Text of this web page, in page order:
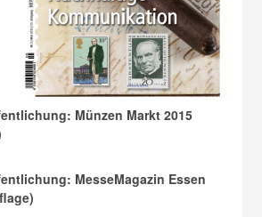
Münzen Markt 2015
MesseMagazin Essen